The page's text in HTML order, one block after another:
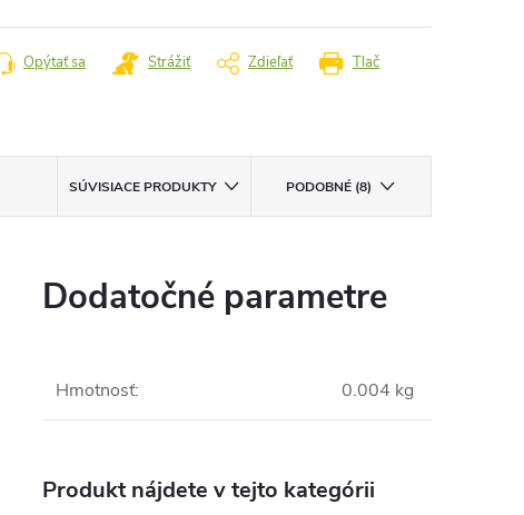
Tlač
Opýtať sa Strážiť Zdieľať
SÚVISIACE PRODUKTY PODOBNÉ (8)
Dodatočné parametre
Hmotnosť: 0.004 kg
Produkt nájdete v tejto kategórii